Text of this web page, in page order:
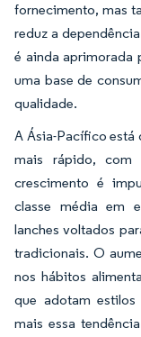
fornecimento, mas
reduz a
é ainda aprimorada
uma base de
qualidade.
A Ásia-Pacífico está
mais rápido, com
crescimento é
classe média em
lanches voltados
tradicionais. O
nos hábitos
que adotam
mais essa